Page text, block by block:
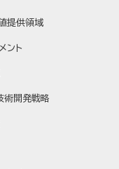
提供領域
ント
術開発戦略